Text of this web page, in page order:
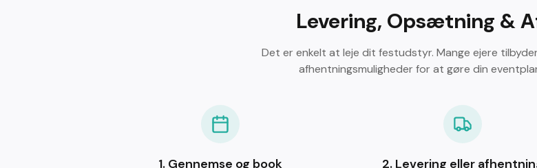
Levering, Opsætning &
Det er enkelt at leje dit festudstyr. Mange ejere
afhentningsmuligheder for at gøre din
1. Gennemse og book 2. Levering eller